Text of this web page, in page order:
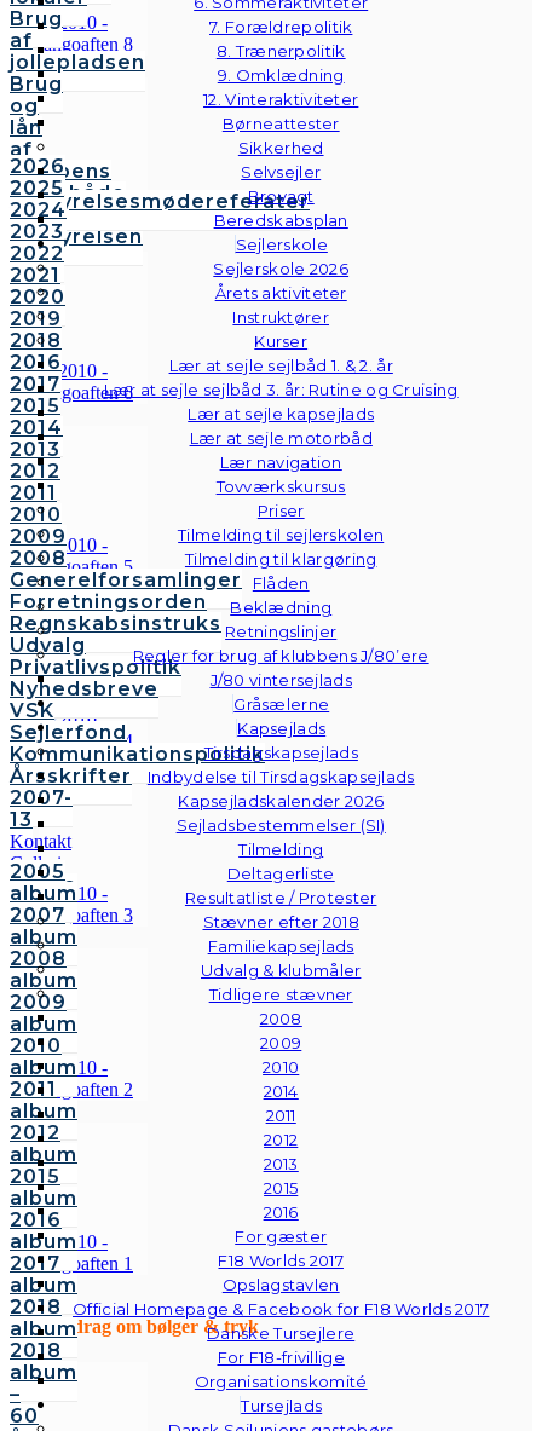
7. Forældrepolitik
8. Trænerpolitik
9. Omklædning
12. Vinteraktiviteter
Børneattester
Sikkerhed
Selvsejler
Brovagt
Beredskabsplan
Sejlerskole
Sejlerskole 2026
Årets aktiviteter
Instruktører
Kurser
Lær at sejle sejlbåd 1. & 2. år
Lær at sejle sejlbåd 3. år: Rutine og Cruising
Lær at sejle kapsejlads
Lær at sejle motorbåd
Lær navigation
Tovværkskursus
Priser
Tilmelding til sejlerskolen
Tilmelding til klargøring
Flåden
Beklædning
Retningslinjer
Regler for brug af klubbens J/80’ere
J/80 vintersejlads
Gråsælerne
Kapsejlads
Tirsdagskapsejlads
Indbydelse til Tirsdagskapsejlads
Kapsejladskalender 2026
Sejladsbestemmelser (SI)
Tilmelding
Deltagerliste
Resultatliste / Protester
Stævner efter 2018
Familiekapsejlads
Udvalg & klubmåler
Tidligere stævner
2008
2009
2010
2014
2011
2012
2013
2015
2016
For gæster
F18 Worlds 2017
Opslagstavlen
Official Homepage & Facebook for F18 Worlds 2017
Danske Tursejlere
For F18-frivillige
Organisationskomité
Tursejlads
Brug
af
jollepladsen
Brug
og
lån
af
klubbens
følgebåde
Vedtægter
Bestyrelsen
Bestyrelsesmødereferater
2026
2025
2024
2023
2022
2021
2020
2019
2018
2016
2017
2015
2014
2013
2012
2011
2010
2009
2008
Generelforsamlinger
Forretningsorden
Regnskabsinstruks
Udvalg
Privatlivspolitik
Nyhedsbreve
VSK
Sejlerfond
Kommunikationspolitik
Årsskrifter
2007-
13
Kontakt
Galleri
Andre
fotos
2005
album
2007
album
2008
album
2009
album
2010
album
2011
album
2012
album
2015
album
2016
album
2017
album
2018
album
2018
album
–
60
Foredrag om bølger & tryk